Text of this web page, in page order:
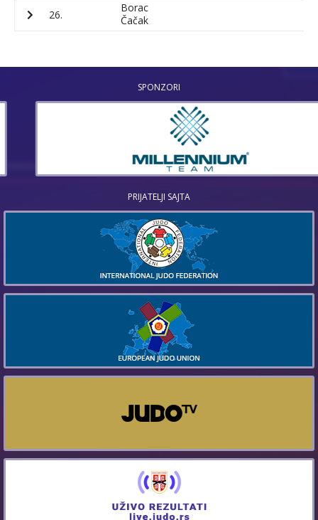
26.
Borac
Čačak
SPONZORI
PRIJATELJI SAJTA